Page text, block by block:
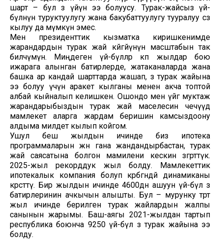
шарт – бул өз үйүнө ээ болуусу. Турак-жайсыз үй-
бүлөнүн туруктуулугу жана бакубаттуулугу тууралуу сөз
кылуу да мүмкүн эмес.
Мен президенттик кызматка киришкенимде
жарандардын турак жай көйгөйүнүн масштабын так
билчүмүн. Миңдеген үй-бүлөлөр көп жылдар бою
ижарага алынган батирлерде, жатаканаларда жана
башка ар кандай шарттарда жашап, өз турак жайына
ээ болуу үчүн аракет кылганы менен акча топтой
албай кыйналып келишкен. Ошондо мен үйгө муктаж
жарандарыбыздын турак жай маселесин чечүүдө
мамлекет аларга жардам беришин камсыздоону
алдыма милдет кылып койгом.
Ушул беш жылдын ичинде биз ипотека
программаларын жөн гана жандандырбастан, турак
жай саясатына болгон мамилени кескин өзгөрттүк.
2025-жыл рекорддук жыл болду. Мамлекеттик
ипотекалык компания болуп көрбөгөндөй динамиканы
көрсөттү. Бир жылдын ичинде 4600дөн ашуун үй-бүлө өз
батирлеринин ачкычын алышты. Бул – мурунку төрт
жыл ичинде берилген турак жайлардын жалпы
санынын жарымы. Баш-аягы 2021-жылдан тартып
республика боюнча 9250 үй-бүлө өз турак жайына ээ
болду.